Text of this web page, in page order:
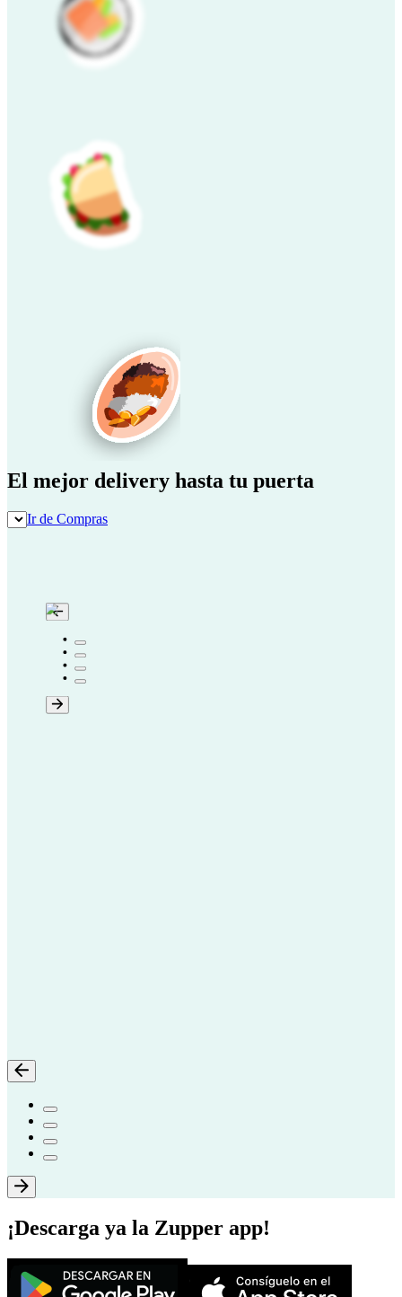
El mejor delivery hasta tu puerta
Ir de Compras
¡Descarga ya la Zupper app!